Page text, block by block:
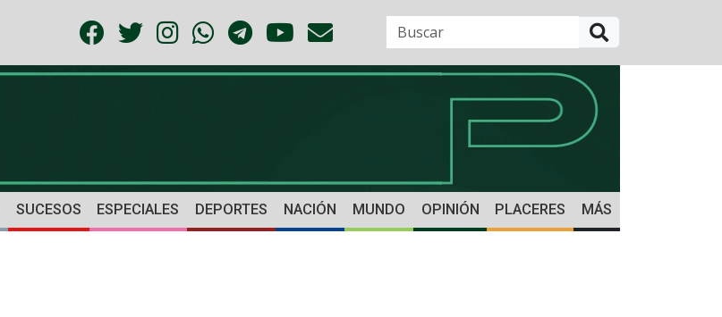
SUCESOS ESPECIALES DEPORTES NACIÓN MUNDO OPINIÓN PLACERES MÁS